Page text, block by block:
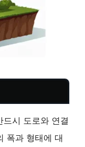
드시 도로와 연결
폭과 형태에 대